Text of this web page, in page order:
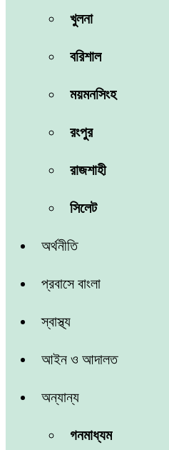
খুলনা
বরিশাল
ময়মনসিংহ
রংপুর
রাজশাহী
সিলেট
অর্থনীতি
প্রবাসে বাংলা
স্বাস্থ্য
আইন ও আদালত
অন্যান্য
গনমাধ্যম